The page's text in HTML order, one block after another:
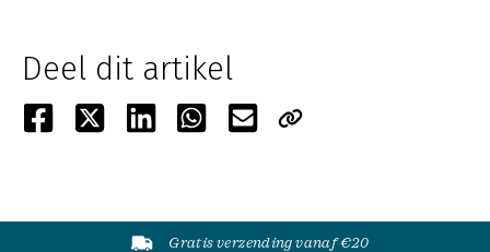
Deel dit artikel
Gratis verzending vanaf €20